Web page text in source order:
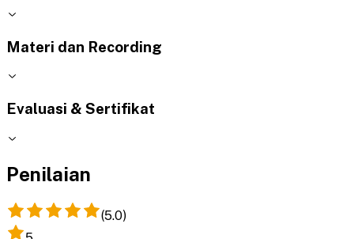
Materi dan Recording
Evaluasi & Sertifikat
Penilaian
(5.0)